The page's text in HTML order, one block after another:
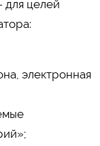
для целей
электронная